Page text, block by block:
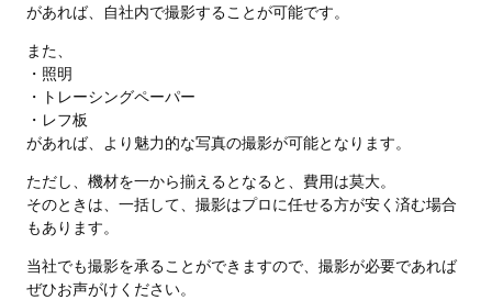
があれば、自社内で撮影することが可能です。
また、
・照明
・トレーシングペーパー
・レフ板
があれば、より魅力的な写真の撮影が可能となります。
ただし、機材を一から揃えるとなると、費用は莫大。
そのときは、一括して、撮影はプロに任せる方が安く済む場合
もあります。
当社でも撮影を承ることができますので、撮影が必要であれば
ぜひお声がけください。